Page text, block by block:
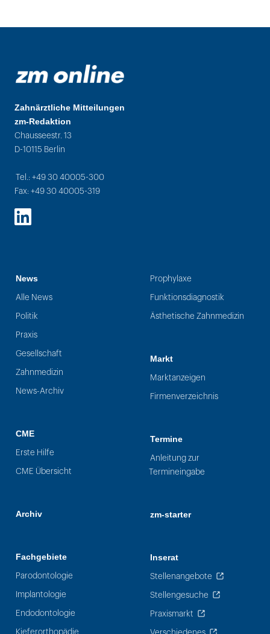
Zahnärztliche Mitteilungen
zm-Redaktion
Chausseestr. 13
D-10115 Berlin
Tel.: +49 30 40005-300
Fax: +49 30 40005-319
LinkedIn
News
Alle News
Politik
Praxis
Gesellschaft
Zahnmedizin
News-Archiv
CME
Erste Hilfe
CME Übersicht
Archiv
Fachgebiete
Parodontologie
Implantologie
Endodontologie
Kieferorthopädie
Prophylaxe
Funktionsdiagnostik
Ästhetische Zahnmedizin
Markt
Marktanzeigen
Firmenverzeichnis
Termine
Anleitung zur
Termineingabe
zm-starter
Inserat
Stellenangebote
Stellengesuche
Praxismarkt